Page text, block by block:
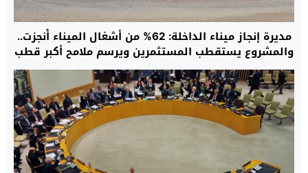
مديرة إنجاز ميناء الداخلة: 62% من أشغال الميناء أُنجزت..
والمشروع يستقطب المستثمرين ويرسم ملامح أكبر قطب
لوجستي بجنوب المغرب